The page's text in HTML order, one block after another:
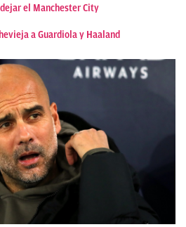
el Manchester City
a Guardiola y Haaland